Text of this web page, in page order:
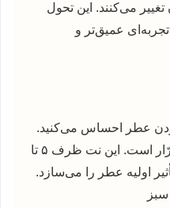
می‌کنند. این تحول
عمیق‌تر و
عطر احساس می‌کنید.
معمولاً رایحه‌ای تازه، سبک و فرّار است. این نت ظرف ۵ تا